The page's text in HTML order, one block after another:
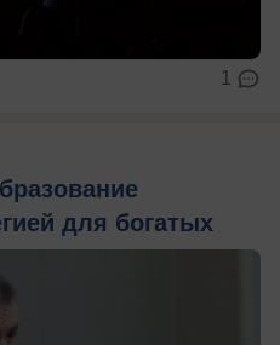
1
для богатых